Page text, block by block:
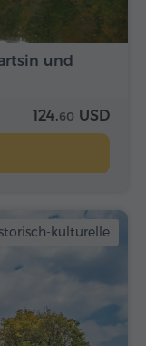
und
124.60 USD
kulturelle